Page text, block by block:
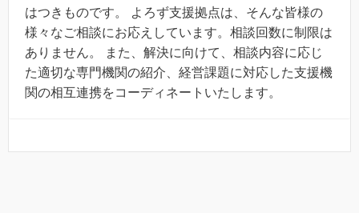
はつきものです。 よろず支援拠点は、そんな皆様の
様々なご相談にお応えしています。相談回数に制限は
ありません。 また、解決に向けて、相談内容に応じ
た適切な専門機関の紹介、経営課題に対応した支援機
関の相互連携をコーディネートいたします。